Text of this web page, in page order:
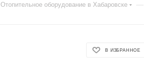
Отопительное оборудование в Хабаровске —
В ИЗБРАННОЕ